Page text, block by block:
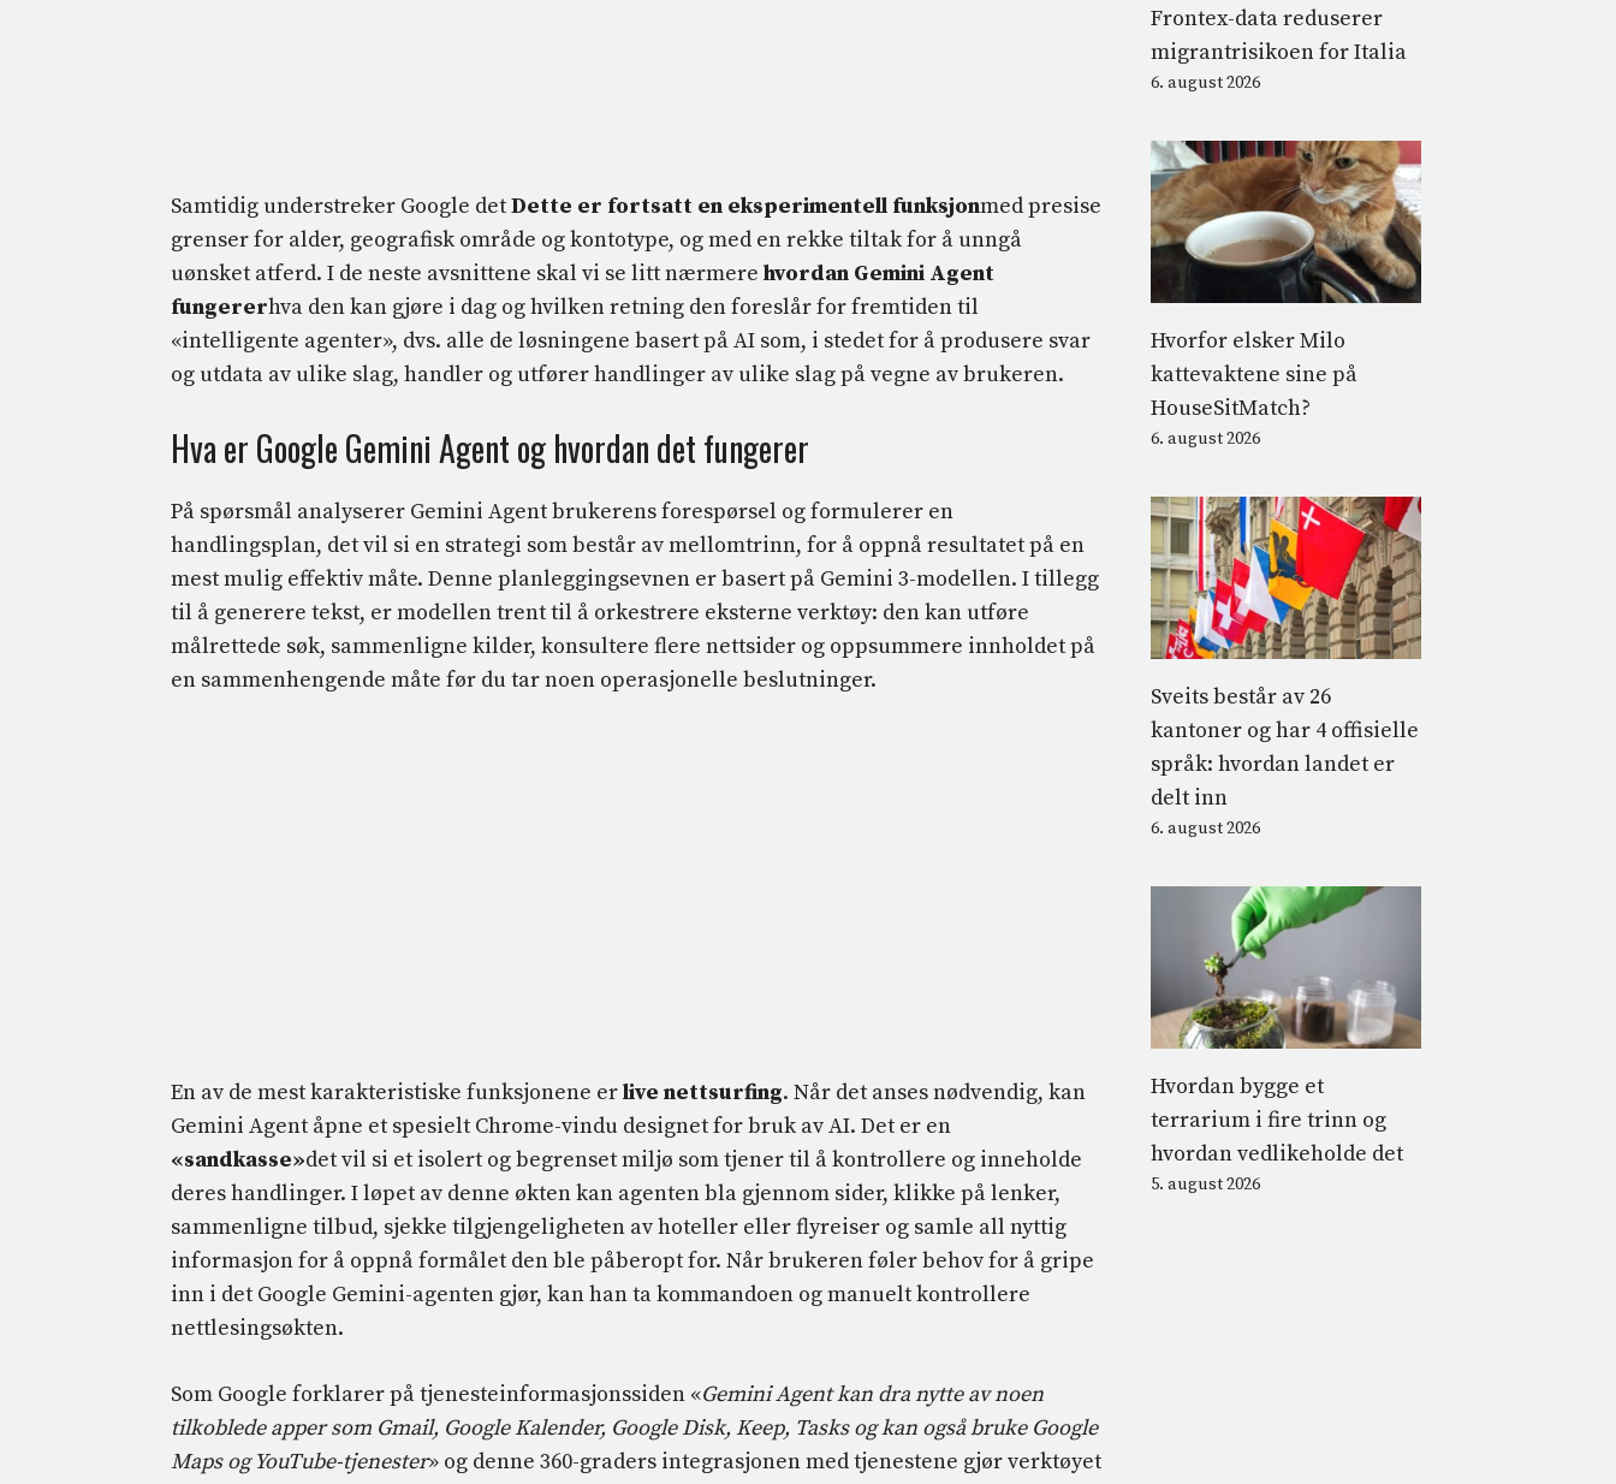
Samtidig understreker Google detDette er fortsatt en eksperimentell funksjonmed presise
grenser for alder, geografisk område og kontotype, og med en rekke tiltak for å unngå
uønsket atferd. I de neste avsnittene skal vi se litt nærmere hvordan Gemini Agent
fungererhva den kan gjøre i dag og hvilken retning den foreslår for fremtiden til
«intelligente agenter», dvs. alle de løsningene basert på AI som, i stedet for å produsere svar
og utdata av ulike slag, handler og utfører handlinger av ulike slag på vegne av brukeren.
Hva er Google Gemini Agent og hvordan det fungerer
På spørsmål analyserer Gemini Agent brukerens forespørsel og formulerer en
handlingsplan, det vil si en strategi som består av mellomtrinn, for å oppnå resultatet på en
mest mulig effektiv måte. Denne planleggingsevnen er basert på Gemini 3-modellen. I tillegg
til å generere tekst, er modellen trent til å orkestrere eksterne verktøy: den kan utføre
målrettede søk, sammenligne kilder, konsultere flere nettsider og oppsummere innholdet på
en sammenhengende måte før du tar noen operasjonelle beslutninger.
En av de mest karakteristiske funksjonene erlive nettsurfing. Når det anses nødvendig, kan
Gemini Agent åpne et spesielt Chrome-vindu designet for bruk av AI. Det er en
«sandkasse»det vil si et isolert og begrenset miljø som tjener til å kontrollere og inneholde
deres handlinger. I løpet av denne økten kan agenten bla gjennom sider, klikke på lenker,
sammenligne tilbud, sjekke tilgjengeligheten av hoteller eller flyreiser og samle all nyttig
informasjon for å oppnå formålet den ble påberopt for. Når brukeren føler behov for å gripe
inn i det Google Gemini-agenten gjør, kan han ta kommandoen og manuelt kontrollere
nettlesingsøkten.
Som Google forklarer på tjenesteinformasjonssiden «Gemini Agent kan dra nytte av noen
tilkoblede apper som Gmail, Google Kalender, Google Disk, Keep, Tasks og kan også bruke Google
Maps og YouTube-tjenester» og denne 360-graders integrasjonen med tjenestene gjør verktøyet
Frontex-data reduserer
migrantrisikoen for Italia
6. august 2026
Hvorfor elsker Milo
kattevaktene sine på
HouseSitMatch?
6. august 2026
Sveits består av 26
kantoner og har 4 offisielle
språk: hvordan landet er
delt inn
6. august 2026
Hvordan bygge et
terrarium i fire trinn og
hvordan vedlikeholde det
5. august 2026